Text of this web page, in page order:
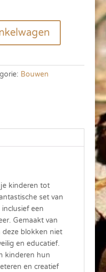
Bouwen
kinderen tot
set van
een
Gemaakt van
deze blokken niet
en educatief.
kinderen hun
en creatief